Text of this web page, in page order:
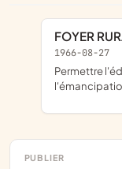
PUBLIER
FOYER
1966-08-27
Permettre l'éducation, l'information technique et